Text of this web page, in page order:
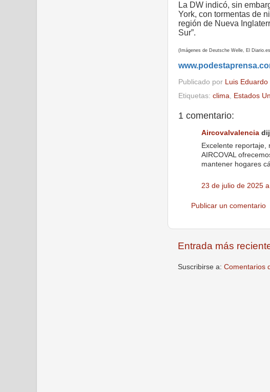
La DW indicó, sin
York, con tormentas de
región de Nueva
Sur”.
(Imágenes de Deutsche Welle, El
Publicado por Luis
Etiquetas: clima, Estados
1 comentario:
Aircovalvalencia
Excelente reportaje,
AIRCOVAL
mantener hogares
23 de julio de 2025
Publicar un comentario
Entrada más
Suscribirse a: Comentarios